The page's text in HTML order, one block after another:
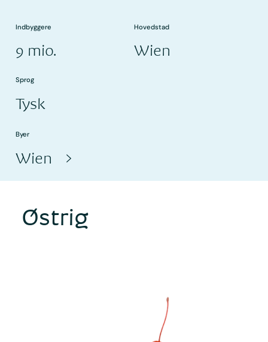
Indbyggere
9 mio.
Hovedstad
Wien
Sprog
Tysk
Byer
Wien
Østrig